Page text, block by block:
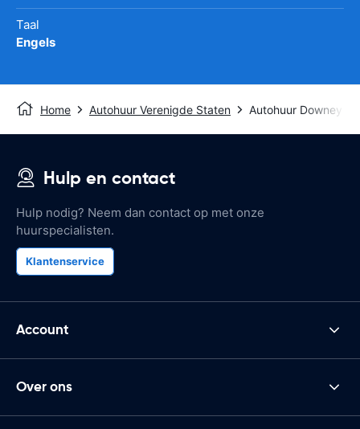
Taal
Engels
Home Autohuur Verenigde Staten Autohuur Downey
Hulp en contact
Hulp nodig? Neem dan contact op met onze
huurspecialisten.
Klantenservice
Account
Over ons